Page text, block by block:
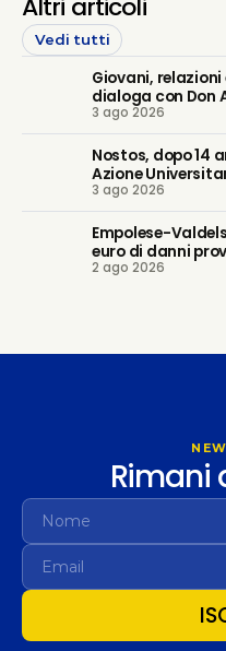
Altri articoli
Vedi tutti
Giovani,
dialoga con Don
3 ago 2026
Nostos, dopo 14
Azione
3 ago 2026
Empolese-
euro di danni
imprese agricole
2 ago 2026
Rimani